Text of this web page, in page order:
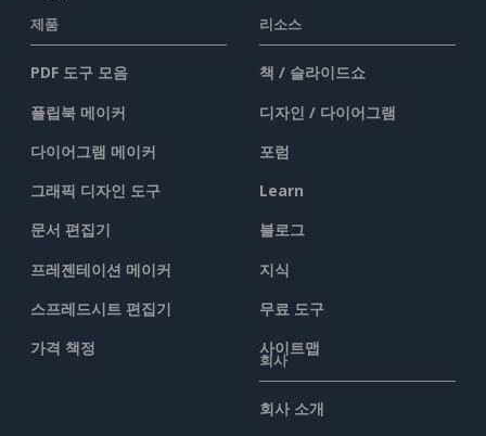
제품
PDF 도구 모음
플립북 메이커
다이어그램 메이커
그래픽 디자인 도구
문서 편집기
프레젠테이션 메이커
스프레드시트 편집기
가격 책정
리소스
책 / 슬라이드쇼
디자인 / 다이어그램
포럼
Learn
블로그
지식
무료 도구
사이트맵
회사
회사 소개